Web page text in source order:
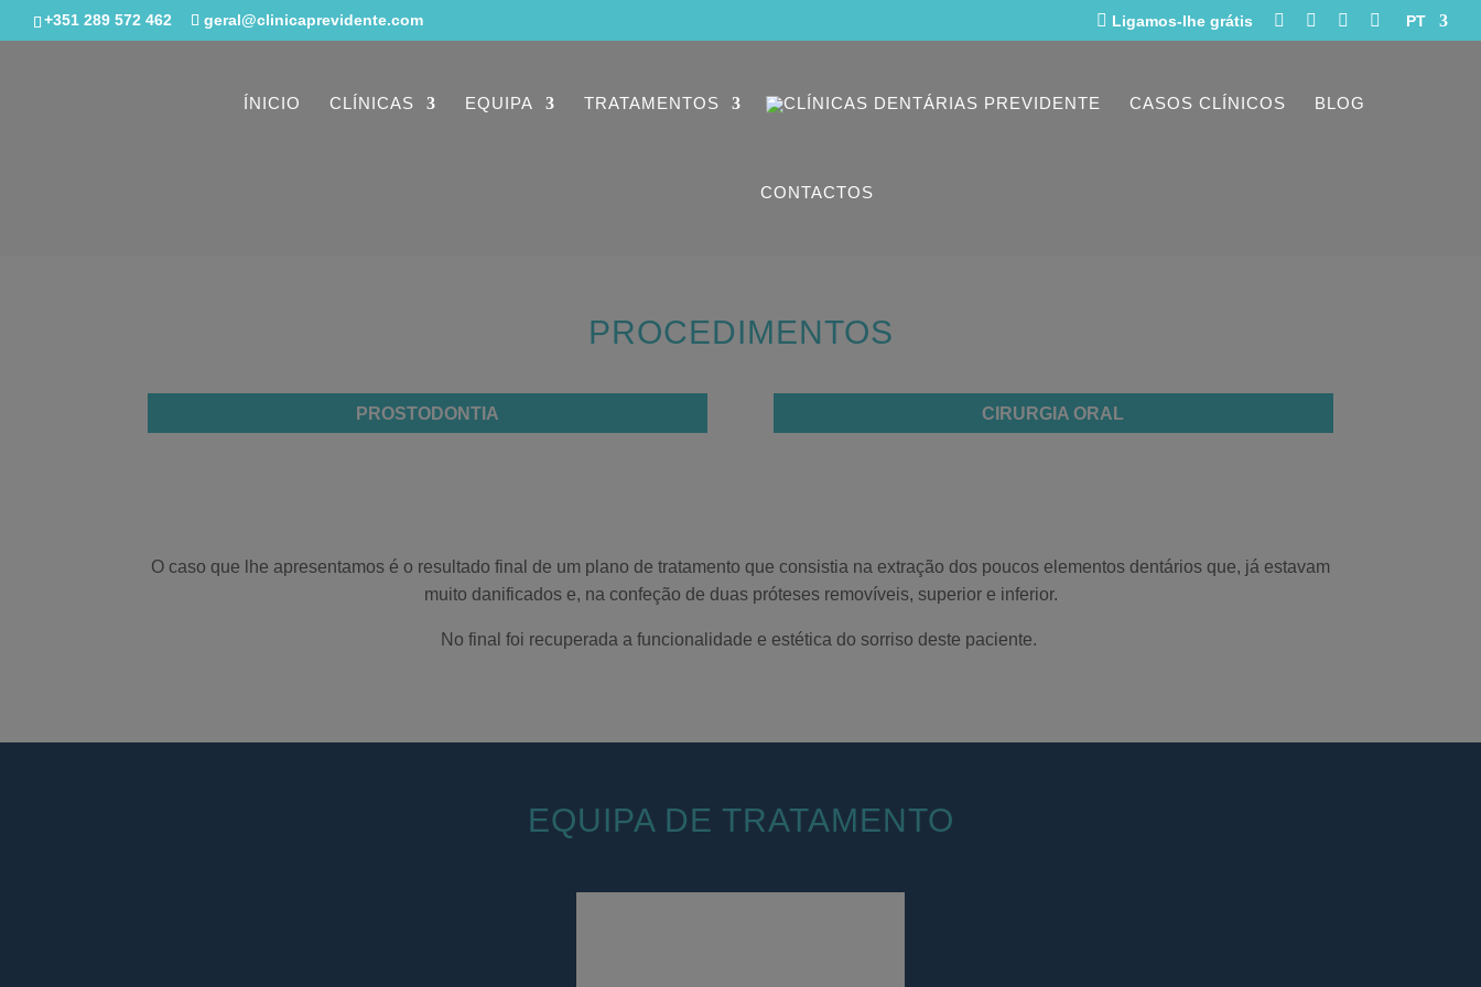
+351 289 572 462 geral@clinicaprevidente.com  Ligamos-lhe grátis     PT
ÍNICIO CLÍNICAS EQUIPA TRATAMENTOS CASOS CLÍNICOS BLOG
CONTACTOS
PROCEDIMENTOS
PROSTODONTIA CIRURGIA ORAL
O caso que lhe apresentamos é o resultado final de um plano de tratamento que consistia na extração dos poucos elementos dentários que, já estavam
muito danificados e, na confeção de duas próteses removíveis, superior e inferior.
No final foi recuperada a funcionalidade e estética do sorriso deste paciente.
EQUIPA DE TRATAMENTO